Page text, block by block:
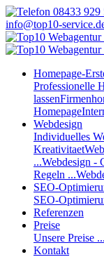
08433 929
info@top10-
Homepage-
Professionelle
lassen
Homepage
Webdesign
Individuelles
Kreativitaet
...Webdesign -
Regeln ...
SEO-
SEO-
Referenzen
Preise
Unsere Preise ...
Kontakt